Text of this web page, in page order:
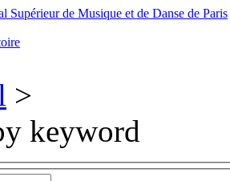
>
keyword